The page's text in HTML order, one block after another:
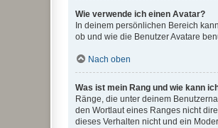
Wie verwende ich einen Avatar?
In deinem persönlichen Bereich
ob und wie die Benutzer Avatare
Nach oben
Was ist mein Rang und wie kann
Ränge, die unter deinem
den Wortlaut eines Ranges nicht
dieses Verhalten nicht und ein